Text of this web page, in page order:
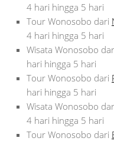
4 hari hingga 5 hari
Tour Wonosobo dari
4 hari hingga 5 hari
Wisata Wonosobo
hari hingga 5 hari
Tour Wonosobo dari
hari hingga 5 hari
Wisata Wonosobo
4 hari hingga 5 hari
Tour Wonosobo dari